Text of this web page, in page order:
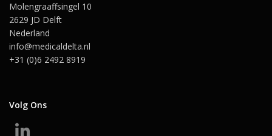
Molengraaffsingel 10
2629 JD Delft
Nederland
info@medicaldelta.nl
+31 (0)6 2492 8919
Volg Ons